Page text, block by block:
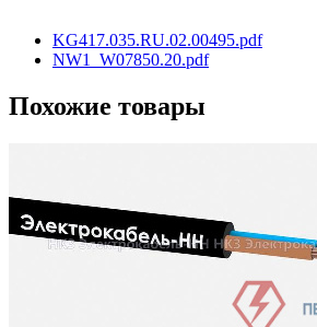
KG417.035.RU.02.00495.pdf
NW1_W07850.20.pdf
Похожие товары